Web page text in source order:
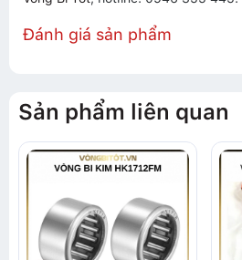
Đánh giá sản phẩm
Sản phẩm liên quan